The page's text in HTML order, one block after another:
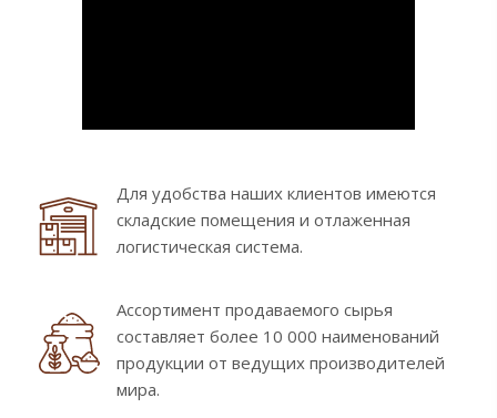
Для удобства наших клиентов имеются
складские помещения и отлаженная
логистическая система.
Ассортимент продаваемого сырья
составляет более 10 000 наименований
продукции от ведущих производителей
мира.